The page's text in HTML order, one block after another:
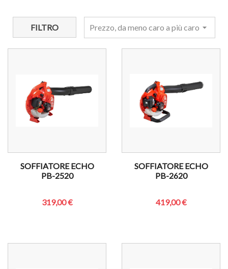
FILTRO Prezzo, da meno caro a più caro arrow_drop_down
SOFFIATORE ECHO
PB-2520
319,00 €
SOFFIATORE ECHO
PB-2620
419,00 €